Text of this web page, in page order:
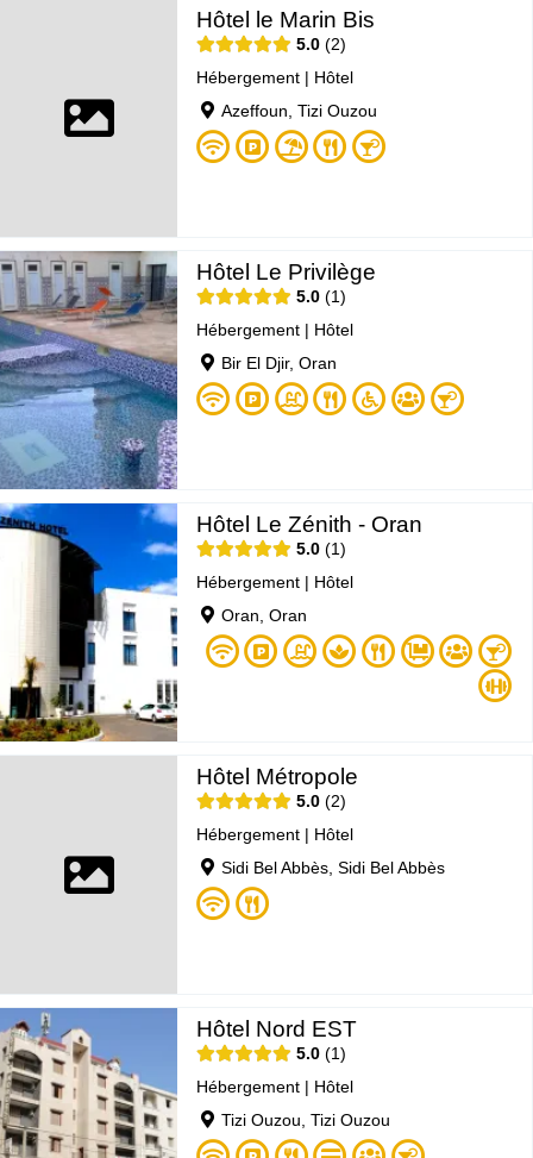
Hôtel le Marin Bis
5.0
2
Hébergement | Hôtel
Azeffoun, Tizi Ouzou
Hôtel Le Privilège
5.0
1
Hébergement | Hôtel
Bir El Djir, Oran
Hôtel Le Zénith - Oran
5.0
1
Hébergement | Hôtel
Oran, Oran
Hôtel Métropole
5.0
2
Hébergement | Hôtel
Sidi Bel Abbès, Sidi Bel Abbès
Hôtel Nord EST
5.0
1
Hébergement | Hôtel
Tizi Ouzou, Tizi Ouzou